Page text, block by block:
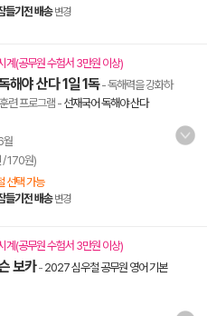
들기전 배송 변경
계(공무원 수험서 3만원 이상)
해야 산다 1일 1독- 독해력을 강화하
련 프로그램- 선재국어 독해야 산다
월
/ 170원)
선택 가능
들기전 배송 변경
계(공무원 수험서 3만원 이상)
보카- 2027 심우철 공무원 영어 기본